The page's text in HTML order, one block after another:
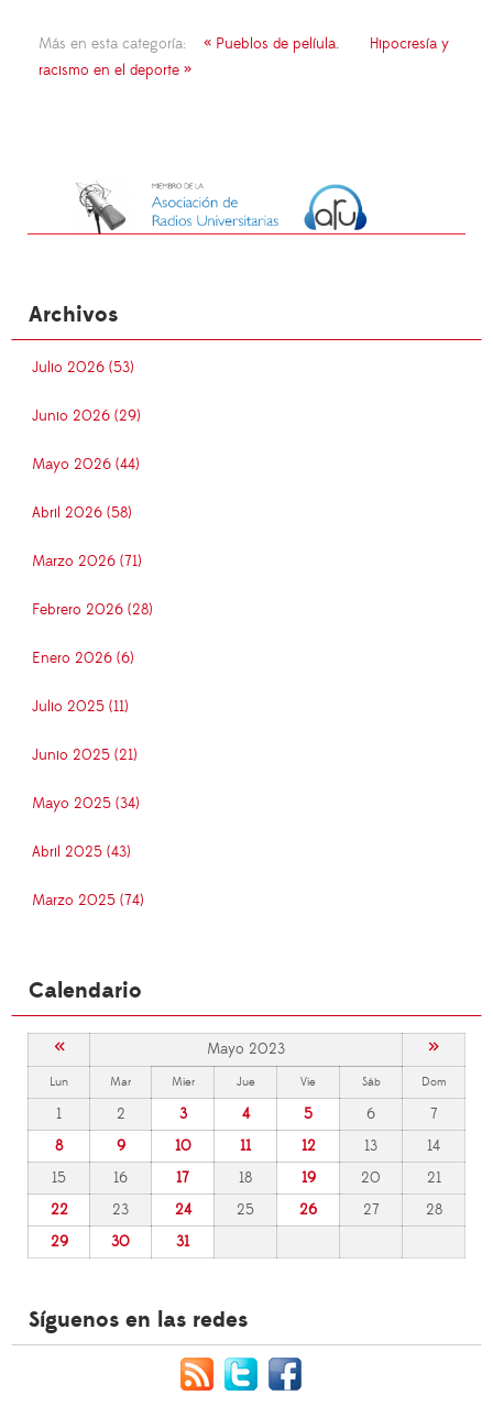
Más en esta categoría: « Pueblos de pelíula.
Hipocresía y
racismo en el deporte »
Archivos
Julio 2026 (53)
Junio 2026 (29)
Mayo 2026 (44)
Abril 2026 (58)
Marzo 2026 (71)
Febrero 2026 (28)
Enero 2026 (6)
Julio 2025 (11)
Junio 2025 (21)
Mayo 2025 (34)
Abril 2025 (43)
Marzo 2025 (74)
Calendario
« Mayo 2023 »
Lun Mar Mier Jue Vie Sáb Dom
1 2 3 4 5 6
7
8
9 10 11 12 13
14
15
16 17 18 19 20
21
22
23 24 25 26 27
28
29
30 31
Síguenos en las redes